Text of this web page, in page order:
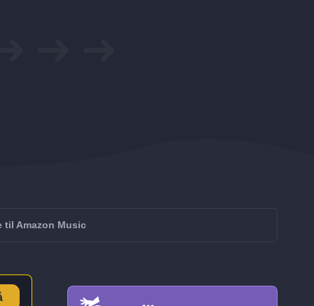
til Amazon Music